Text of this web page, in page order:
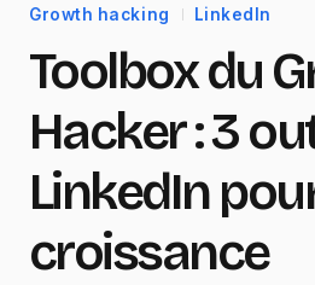
Growth hacking LinkedIn
Toolbox du
Hacker : 3
LinkedIn
croissance